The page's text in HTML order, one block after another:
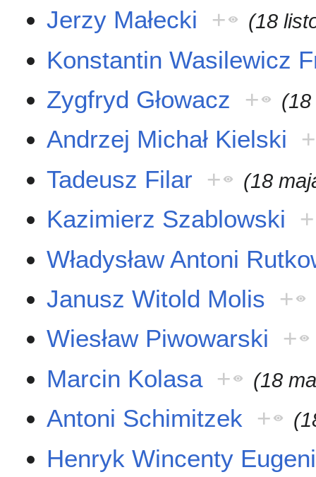
Jerzy Małecki + (18
Konstantin Wasilewicz
Zygfryd Głowacz
+ (18
Andrzej Michał Kielski
+
Tadeusz Filar + (18
Kazimierz Szablowski
+
Władysław Antoni
Janusz Witold Molis +
Wiesław Piwowarski
+
Marcin Kolasa + (18
Antoni Schimitzek +
Henryk Wincenty